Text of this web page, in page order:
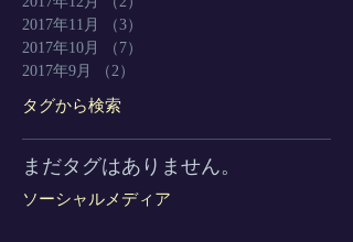
ソーシャルメディア
タグから検索
2017年11月
（3）
2017年10月
（7）
2017年9月
（2）
まだタグはありません。